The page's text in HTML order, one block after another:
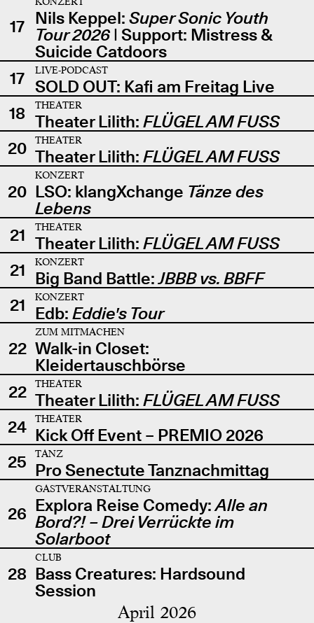
17 Nils Keppel: Super Sonic Youth
Tour 2026| Support: Mistress &
Suicide Catdoors
17
LIVE-PODCAST
SOLD OUT: Kafi am Freitag Live
18
THEATER
Theater Lilith: FLÜGEL AM FUSS
20
THEATER
Theater Lilith: FLÜGEL AM FUSS
20
KONZERT
LSO: klangXchange Tänze des
Lebens
21
THEATER
Theater Lilith: FLÜGEL AM FUSS
21
KONZERT
Big Band Battle:JBBB vs. BBFF
21
KONZERT
Edb: Eddie's Tour
22
ZUM MITMACHEN
Walk-in Closet:
Kleidertauschbörse
22
THEATER
Theater Lilith: FLÜGEL AM FUSS
24
THEATER
Kick Off Event – PREMIO 2026
25
TANZ
Pro Senectute Tanznachmittag
26
GASTVERANSTALTUNG
Explora Reise Comedy:Alle an
Bord?! – Drei Verrückte im
Solarboot
28
CLUB
Bass Creatures: Hardsound
Session
April 2026